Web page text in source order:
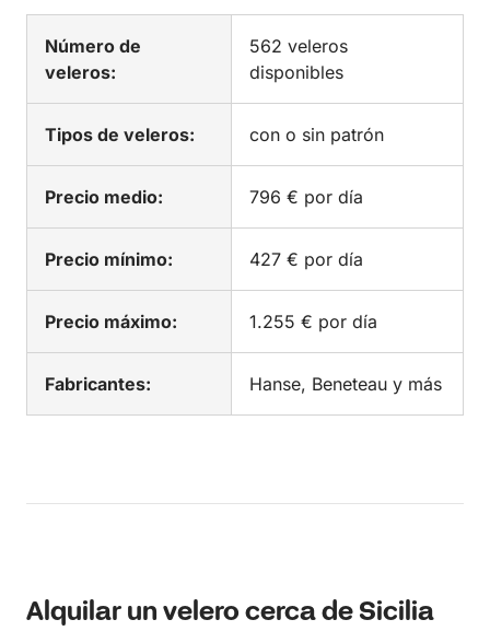
Número de
veleros:
562 veleros
disponibles
Tipos de veleros: con o sin patrón
Precio medio: 796 € por día
Precio mínimo: 427 € por día
Precio máximo: 1.255 € por día
Fabricantes: Hanse, Beneteau y más
Alquilar un velero cerca de Sicilia